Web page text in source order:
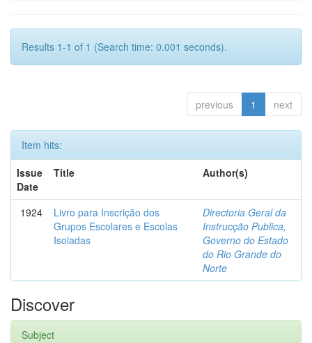
Results 1-1 of 1 (Search time: 0.001 seconds).
previous 1 next
Item hits:
Issue
Date
Title Author(s)
1924
Livro para Inscrição dos
Grupos Escolares e Escolas
Isoladas
Directoria Geral da
Instrucção Publica,
Governo do Estado
do Rio Grande do
Norte
Discover
Subject